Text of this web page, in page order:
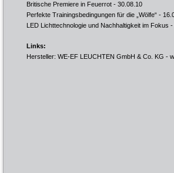
Britische Premiere in Feuerrot - 30.08.10
Perfekte Trainingsbedingungen für die „Wölfe“ -
LED Lichttechnologie und Nachhaltigkeit im Fokus -
Links:
Hersteller: WE-EF LEUCHTEN GmbH & Co. KG -